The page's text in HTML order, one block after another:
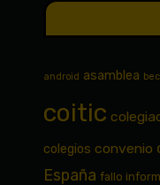
android asamblea
coitic
colegios convenio
España fallo